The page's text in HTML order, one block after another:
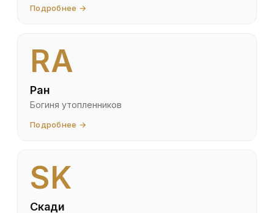
Подробнее →
RA
Ран
Богиня утопленников
Подробнее →
SK
Скади